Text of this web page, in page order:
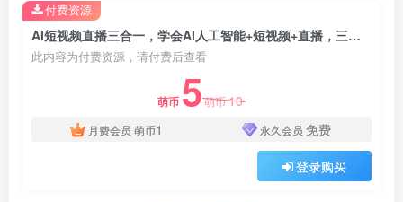
AI短视频直播三合一，学会AI人工智能+短视频+直播，三大趋势红利
此内容为付费资源，请付费后查看
萌币 5萌币10
月费会员 萌币1 永久会员 免费
登录购买
付费资源